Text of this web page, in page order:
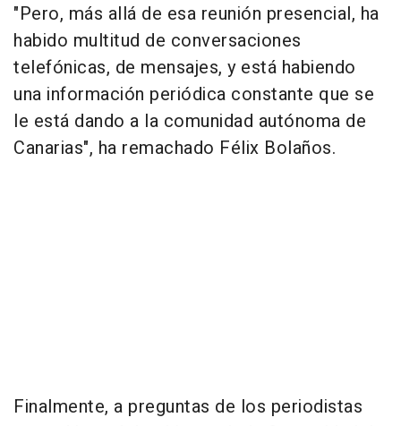
"Pero, más allá de esa reunión presencial, ha
habido multitud de conversaciones
telefónicas, de mensajes, y está habiendo
una información periódica constante que se
le está dando a la comunidad autónoma de
Canarias", ha remachado Félix Bolaños.
Finalmente, a preguntas de los periodistas